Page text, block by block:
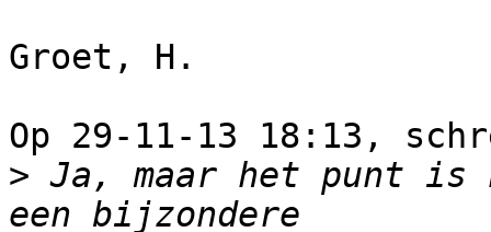
Groet, H.
Op 29-11-13 18:13,
> Ja, maar het punt